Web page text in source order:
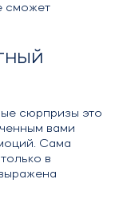
сможет
сюрпризы это
вами
Сама
в